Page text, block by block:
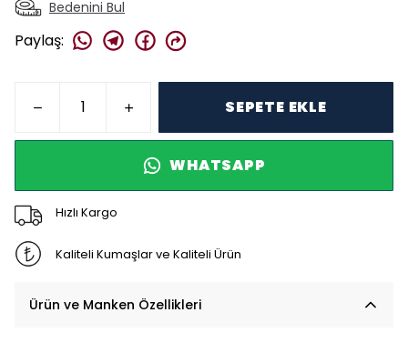
Bedenini Bul
Paylaş:
SEPETE EKLE
WHATSAPP
Hızlı Kargo
Kaliteli Kumaşlar ve Kaliteli Ürün
Ürün ve Manken Özellikleri